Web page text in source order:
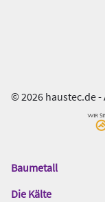
© 2026 haustec.de
Das
Gentner
Baumetall
Die Kälte